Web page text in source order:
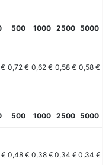
500 1000 2500 5000
0,72 € 0,62 € 0,58 € 0,58 €
500 1000 2500 5000
0,48 € 0,38 € 0,34 € 0,34 €